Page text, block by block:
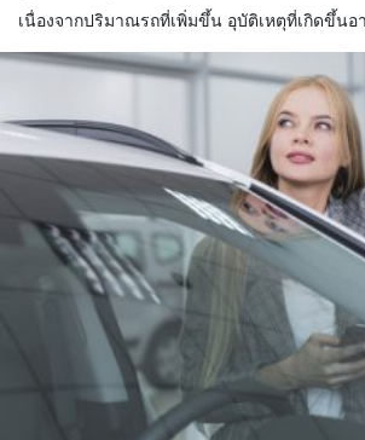
เนื่องจากปริมาณรถที่เพิ่มขึ้น อุบัติเหตุที่เกิดขึ้นอ